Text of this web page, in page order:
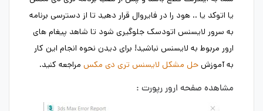
یا اتوکد یا .. هود را در فایروال قرار دهید تا از دسترسی برنامه
به سرور لایسنس اتودسک جلوگیری شود تا شاهد پیغام های
ارور مربوط به لایسنس نباشید! برای دیدن نحوه انجام این کار
به آموزش حل مشکل لایسنس تری دی مکس مراجعه کنید.
مشاهده صفحه ارور رپورت :